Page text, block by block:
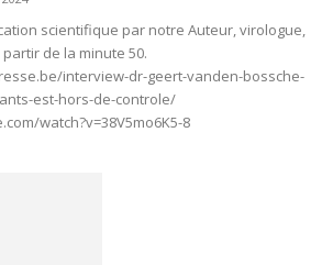
scientifique par notre Auteur, virologue,
de la minute 50.
interview-dr-geert-vanden-bossche-
est-hors-de-controle/
watch?v=38V5mo6K5-8